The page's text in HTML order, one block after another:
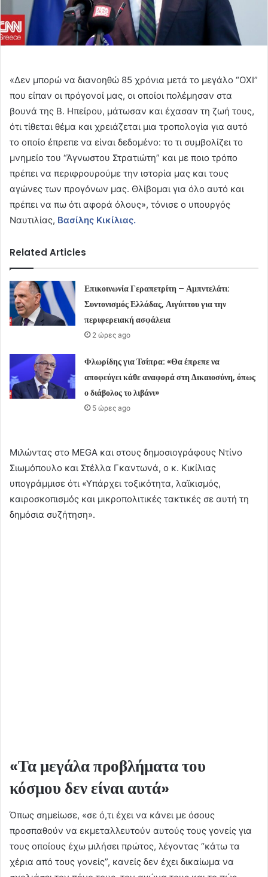
«Δεν μπορώ να διανοηθώ 85 χρόνια μετά το μεγάλο “ΟΧΙ”
που είπαν οι πρόγονοί μας, οι οποίοι πολέμησαν στα
βουνά της Β. Ηπείρου, μάτωσαν και έχασαν τη ζωή τους,
ότι τίθεται θέμα και χρειάζεται μια τροπολογία για αυτό
το οποίο έπρεπε να είναι δεδομένο: το τι συμβολίζει το
μνημείο του “Άγνωστου Στρατιώτη” και με ποιο τρόπο
πρέπει να περιφρουρούμε την ιστορία μας και τους
αγώνες των προγόνων μας. Θλίβομαι για όλο αυτό και
πρέπει να πω ότι αφορά όλους», τόνισε ο υπουργός
Ναυτιλίας, Βασίλης Κικίλιας.
Related Articles
Επικοινωνία Γεραπετρίτη – Αμπντελάτι:
Συντονισμός Ελλάδας, Αιγύπτου για την
περιφερειακή ασφάλεια
2 ώρες ago
Φλωρίδης για Τσίπρα: «Θα έπρεπε να
αποφεύγει κάθε αναφορά στη Δικαιοσύνη, όπως
ο διάβολος το λιβάνι»
5 ώρες ago
Μιλώντας στο MEGA και στους δημοσιογράφους Ντίνο
Σιωμόπουλο και Στέλλα Γκαντωνά, ο κ. Κικίλιας
υπογράμμισε ότι «Υπάρχει τοξικότητα, λαϊκισμός,
καιροσκοπισμός και μικροπολιτικές τακτικές σε αυτή τη
δημόσια συζήτηση».
«Τα μεγάλα προβλήματα του
κόσμου δεν είναι αυτά»
Όπως σημείωσε, «σε ό,τι έχει να κάνει με όσους
προσπαθούν να εκμεταλλευτούν αυτούς τους γονείς για
τους οποίους έχω μιλήσει πρώτος, λέγοντας “κάτω τα
χέρια από τους γονείς”, κανείς δεν έχει δικαίωμα να